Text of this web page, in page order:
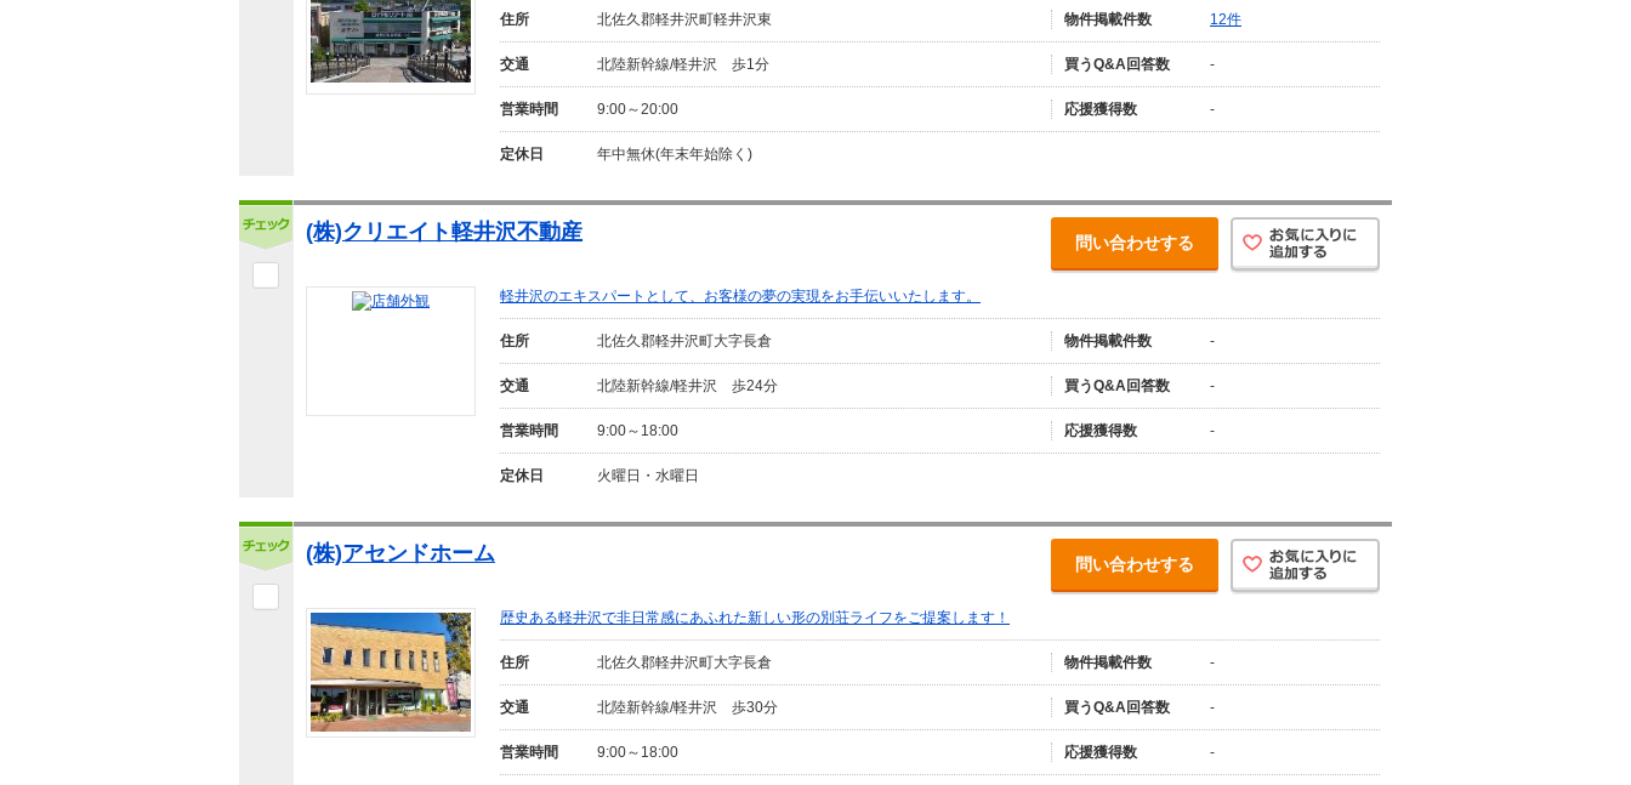
住所 北佐久郡軽井沢町軽井沢東 物件掲載件数 12件
交通 北陸新幹線/軽井沢 歩1分 買うQ&A回答数 -
営業時間 9:00～20:00 応援獲得数 -
定休日 年中無休(年末年始除く)
(株)クリエイト軽井沢不動産 問い合わせする
軽井沢のエキスパートとして、お客様の夢の実現をお手伝いいたします。
住所 北佐久郡軽井沢町大字長倉 物件掲載件数 -
交通 北陸新幹線/軽井沢 歩24分 買うQ&A回答数 -
営業時間 9:00～18:00 応援獲得数 -
定休日 火曜日・水曜日
(株)アセンドホーム 問い合わせする
歴史ある軽井沢で非日常感にあふれた新しい形の別荘ライフをご提案します！
住所 北佐久郡軽井沢町大字長倉 物件掲載件数 -
交通 北陸新幹線/軽井沢 歩30分 買うQ&A回答数 -
営業時間 9:00～18:00 応援獲得数 -